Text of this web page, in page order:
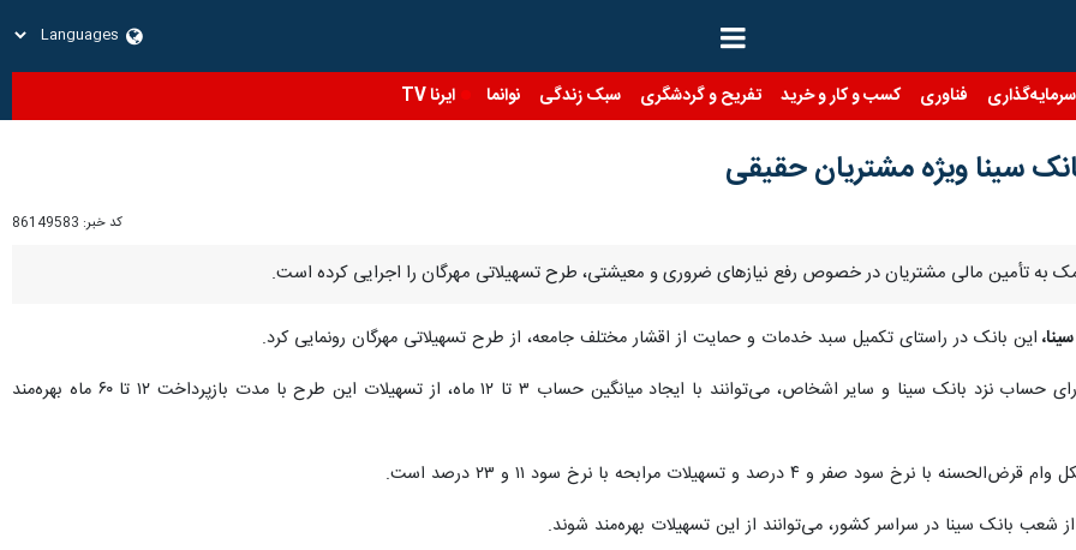
سرمایه‌گذاری فناوری کسب و کار و خرید تفریح و گردشگری سبک زندگی نوانما ایرنا TV
سینا ویژه مشتریان حقیقی
کد خبر: 86149583
کمک به تأمین مالی مشتریان در خصوص رفع نیازهای ضروری و معیشتی، طرح تسهیلاتی مهرگان را اجرایی کرده است.
این بانک در راستای تکمیل سبد خدمات و حمایت از اقشار مختلف جامعه، از طرح تسهیلاتی مهرگان رونمایی کرد.
در این طرح، تمامی اشخاص حقیقی دارای حساب نزد بانک سینا و سایر اشخاص، می‌توانند با ایجاد میانگین حساب ۳ تا ۱۲ ماه، از تسهیلات این طرح با مدت بازپرداخت ۱۲ تا ۶۰ ماه بهره‌مند
و ۴ درصد و تسهیلات مرابحه با نرخ سود ۱۱ و ۲۳ درصد است.
شعب بانک سینا در سراسر کشور، می‌توانند از این تسهیلات بهره‌مند شوند.